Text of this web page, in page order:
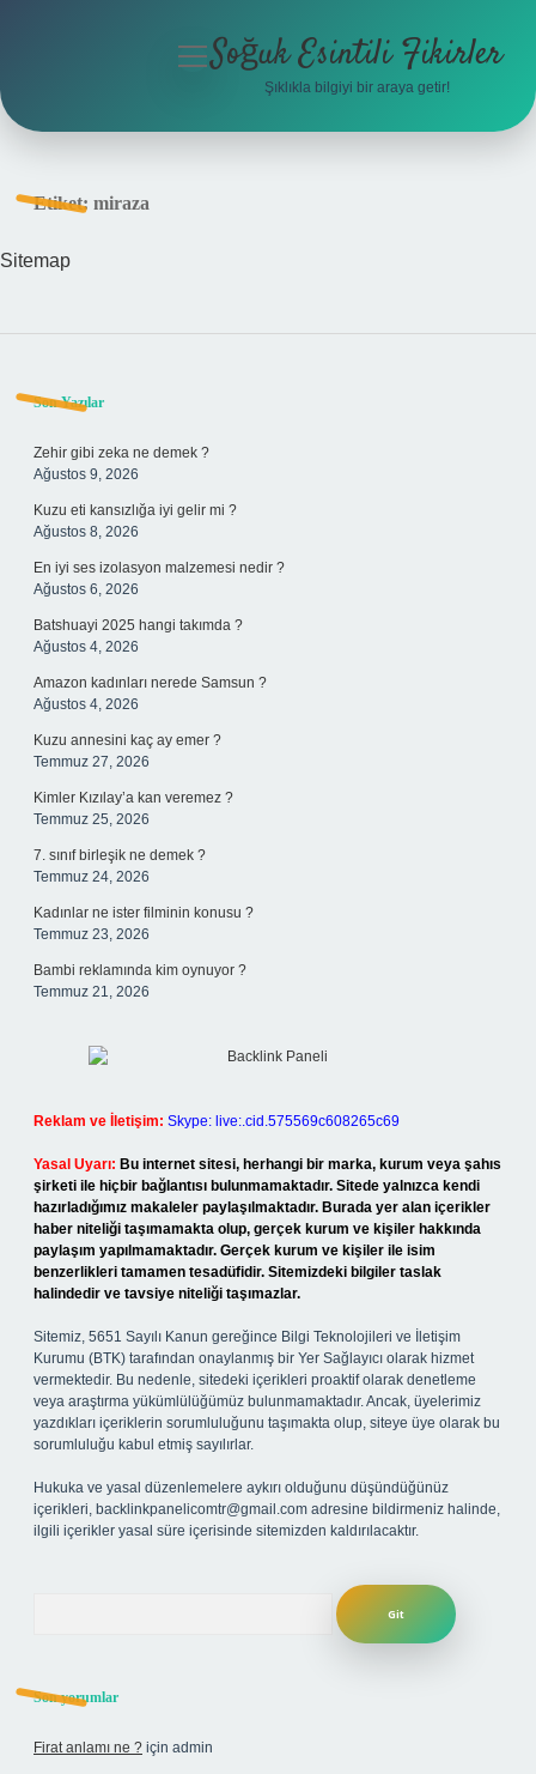
menüyü
Soğuk Esintili Fikirler
Şıklıkla bilgiyi bir araya getir!
Etiket: miraza
Sitemap
Sidebar
Son Yazılar
Zehir gibi zeka ne demek ?
Ağustos 9, 2026
Kuzu eti kansızlığa iyi gelir mi ?
Ağustos 8, 2026
En iyi ses izolasyon malzemesi nedir ?
Ağustos 6, 2026
Batshuayi 2025 hangi takımda ?
Ağustos 4, 2026
Amazon kadınları nerede Samsun ?
Ağustos 4, 2026
Kuzu annesini kaç ay emer ?
Temmuz 27, 2026
Kimler Kızılay’a kan veremez ?
Temmuz 25, 2026
7. sınıf birleşik ne demek ?
Temmuz 24, 2026
Kadınlar ne ister filminin konusu ?
Temmuz 23, 2026
Bambi reklamında kim oynuyor ?
Temmuz 21, 2026
Reklam ve İletişim: Skype: live:.cid.575569c608265c69
Yasal Uyarı: Bu internet sitesi, herhangi bir marka, kurum veya şahıs
şirketi ile hiçbir bağlantısı bulunmamaktadır. Sitede yalnızca kendi
hazırladığımız makaleler paylaşılmaktadır. Burada yer alan içerikler
haber niteliği taşımamakta olup, gerçek kurum ve kişiler hakkında
paylaşım yapılmamaktadır. Gerçek kurum ve kişiler ile isim
benzerlikleri tamamen tesadüfidir. Sitemizdeki bilgiler taslak
halindedir ve tavsiye niteliği taşımazlar.
Sitemiz, 5651 Sayılı Kanun gereğince Bilgi Teknolojileri ve İletişim
Kurumu (BTK) tarafından onaylanmış bir Yer Sağlayıcı olarak hizmet
vermektedir. Bu nedenle, sitedeki içerikleri proaktif olarak denetleme
veya araştırma yükümlülüğümüz bulunmamaktadır. Ancak, üyelerimiz
yazdıkları içeriklerin sorumluluğunu taşımakta olup, siteye üye olarak bu
sorumluluğu kabul etmiş sayılırlar.
Hukuka ve yasal düzenlemelere aykırı olduğunu düşündüğünüz
içerikleri, backlinkpanelicomtr@gmail.com adresine bildirmeniz halinde,
ilgili içerikler yasal süre içerisinde sitemizden kaldırılacaktır.
Son yorumlar
Firat anlamı ne ? için admin